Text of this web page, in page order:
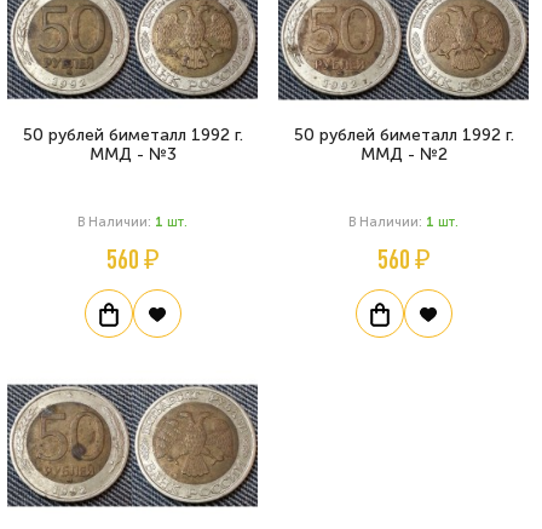
50 рублей биметалл 1992 г.
ММД - №3
В Наличии: 1 Шт.
560 ₽
50 рублей биметалл 1992 г.
ММД - №2
В Наличии: 1 Шт.
560 ₽